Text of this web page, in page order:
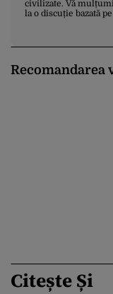
civilizate. Vă
la o discuție bazată
Recomandarea
Citește Și